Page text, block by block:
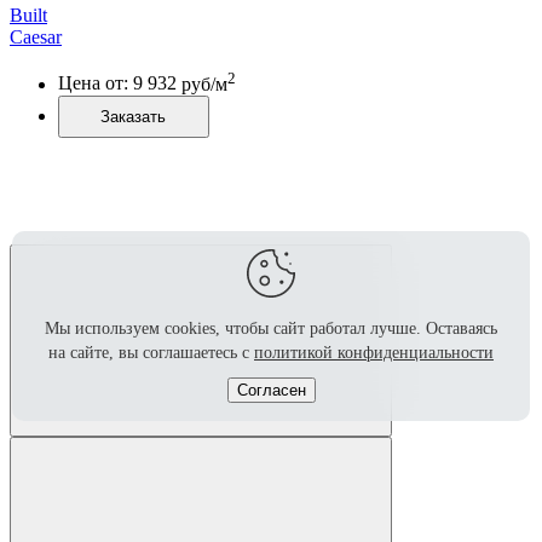
Built
Caesar
Цена от: 9 932 руб/м2
Заказать
Мы используем cookies, чтобы сайт работал лучше. Оставаясь
на сайте, вы соглашаетесь с политикой конфиденциальности
Согласен